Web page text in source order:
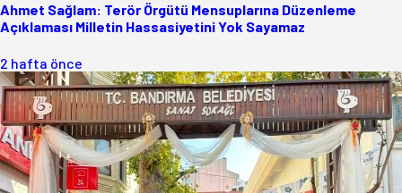
Ahmet Sağlam: Terör Örgütü Mensuplarına Düzenleme
Açıklaması Milletin Hassasiyetini Yok Sayamaz
2 hafta önce